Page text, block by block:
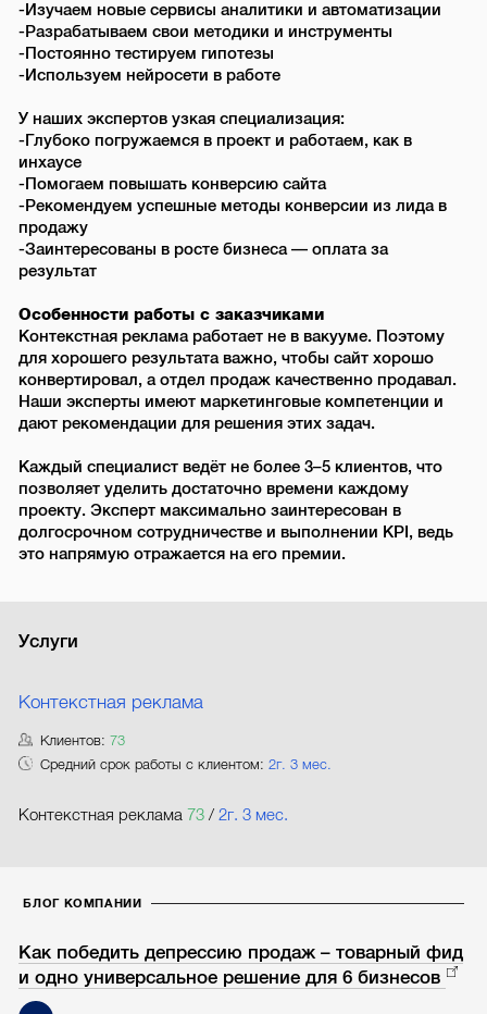
-Изучаем новые сервисы аналитики и автоматизации
-Разрабатываем свои методики и инструменты
-Постоянно тестируем гипотезы
-Используем нейросети в работе
У наших экспертов узкая специализация:
-Глубоко погружаемся в проект и работаем, как в
инхаусе
-Помогаем повышать конверсию сайта
-Рекомендуем успешные методы конверсии из лида в
продажу
-Заинтересованы в росте бизнеса — оплата за
результат
Особенности работы с заказчиками
Контекстная реклама работает не в вакууме. Поэтому
для хорошего результата важно, чтобы сайт хорошо
конвертировал, а отдел продаж качественно продавал.
Наши эксперты имеют маркетинговые компетенции и
дают рекомендации для решения этих задач.
Каждый специалист ведёт не более 3–5 клиентов, что
позволяет уделить достаточно времени каждому
проекту. Эксперт максимально заинтересован в
долгосрочном сотрудничестве и выполнении KPI, ведь
это напрямую отражается на его премии.
Услуги
Контекстная реклама
Клиентов:73
Средний срок работы с клиентом:2г. 3 мес.
Контекстная реклама 73 /2г. 3 мес.
БЛОГ КОМПАНИИ
Как победить депрессию продаж – товарный фид
и одно универсальное решение для 6 бизнесов